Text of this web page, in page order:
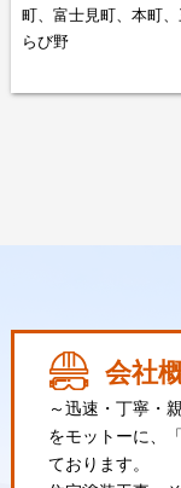
町、富士見町、本町
らび野
会社
～迅速・丁寧・
をモットーに、
ております。